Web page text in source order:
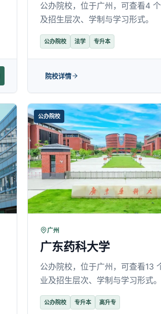
公办院校，位于广州，可查看4
及招生层次、学制与学习形式。
公办院校 法学 专升本
院校详情
公办院校
广州
广东药科大学
公办院校，位于广州，可查看13
业及招生层次、学制与学习形式。
公办院校 专升本 高升专